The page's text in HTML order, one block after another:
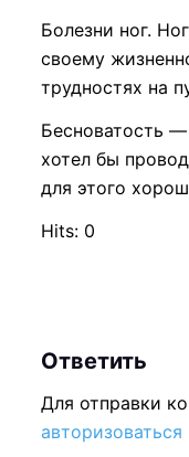
Болезни ног.
своему
трудностях на
Бесноватость
хотел бы
для этого
Hits: 0
Ответить
Для отправки
авторизоваться